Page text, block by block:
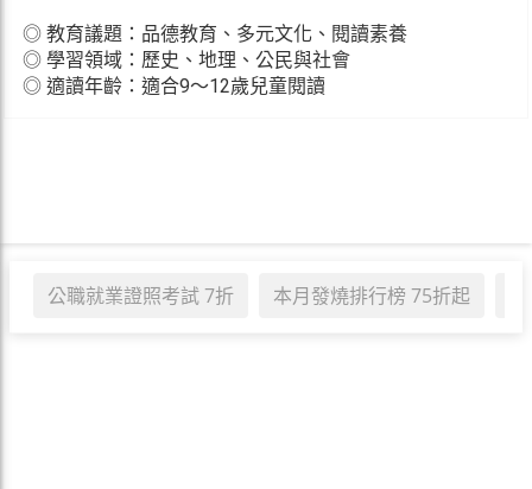
公職就業證照考試 7折 本月發燒排行榜 75折起
◎ 教育議題：品德教育、多元文化、閱讀素養
◎ 學習領域：歷史、地理、公民與社會
◎ 適讀年齡：適合9～12歲兒童閱讀